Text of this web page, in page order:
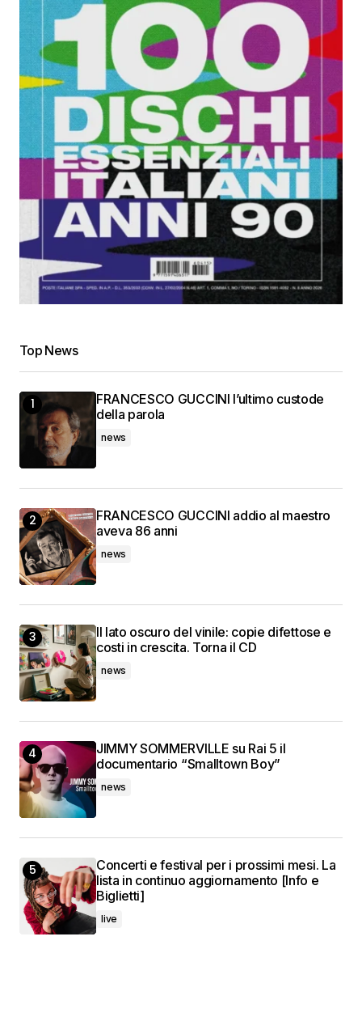
Top News
FRANCESCO GUCCINI l’ultimo custode
della parola
news
FRANCESCO GUCCINI addio al maestro
aveva 86 anni
news
Il lato oscuro del vinile: copie difettose e
costi in crescita. Torna il CD
news
JIMMY SOMMERVILLE su Rai 5 il
documentario “Smalltown Boy”
news
Concerti e festival per i prossimi mesi. La
lista in continuo aggiornamento [Info e
Biglietti]
live